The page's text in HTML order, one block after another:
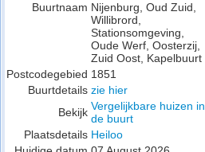
Buurtnaam Nijenburg, Oud Zuid,
Willibrord,
Stationsomgeving,
Oude Werf, Oosterzij,
Zuid Oost, Kapelbuurt
Postcodegebied 1851
Buurtdetails zie hier
Bekijk Vergelijkbare huizen in
de buurt
Plaatsdetails Heiloo